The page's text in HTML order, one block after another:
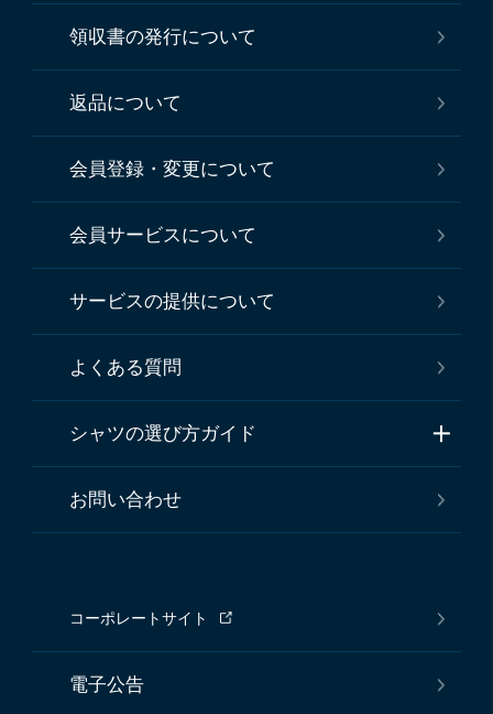
領収書の発行について
返品について
会員登録・変更について
会員サービスについて
サービスの提供について
よくある質問
シャツの選び方ガイド
お問い合わせ
コーポレートサイト
電子公告